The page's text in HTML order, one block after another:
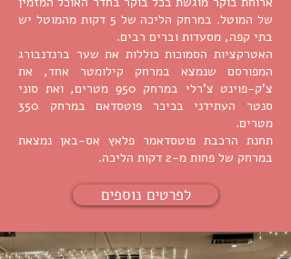
של המוטל. במרחק הליכה של 5 דקות מהמוטל יש
בתי קפה, מסעדות וברים רבים.
האטרקציות הסמוכות כוללות את שער ברנדנבורג
המפורסם שנמצא במרחק קילומטר אחד, את
צ'ק-פוינט צ'רלי במרחק 950 מטרים, ואת סוני
סנטר העתידני בכיכר פוטסדאם במרחק 350
מטרים.
תחנת הרכבת פוטסדאמר פלאץ אס-באן נמצאת
במרחק של פחות מ-2 דקות הליכה.
לפרטים נוספים